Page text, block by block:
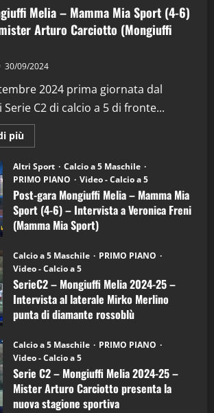
Melia – Mamma Mia Sport (4-6)
Arturo Carciotto (Mongiuffi
30/09/2024
2024 prima giornata dal
C2 di calcio a 5 di fronte...
più
informazioni
Post-
gara
Mongiuffi
Melia
–
Mamma
Mia
Sport
6)
–
Intervista
a
mister
Arturo
Carciotto
(Mongiuffi
Altri Sport
Calcio a 5 Maschile
PRIMO PIANO
Video - Calcio a 5
Post-gara Mongiuffi Melia – Mamma Mia
Sport (4-6) – Intervista a Veronica Freni
(Mamma Mia Sport)
Calcio a 5 Maschile
PRIMO PIANO
Video - Calcio a 5
SerieC2 – Mongiuffi Melia 2024-25 –
Intervista al laterale Mirko Merlino
punta di diamante rossoblù
Calcio a 5 Maschile
PRIMO PIANO
Video - Calcio a 5
Serie C2 – Mongiuffi Melia 2024-25 –
Mister Arturo Carciotto presenta la
nuova stagione sportiva
“SportEmpire” in Podcast: 29^ Puntata
(Martedi 28 Aprile 2026)
28/04/2026
"SportEmpire" in Podcast
“SportEmpire” in Podcast: 28^ Puntata
(Martedi 21 Aprile 2026)
21/04/2026
“SportEmpire” in Podcast: 27^ Puntata
(Martedi 14 Aprile 2026)
15/04/2026
“SportEmpire” in Podcast: 26^ Puntata
(Martedi 07 Aprile 2026)
08/04/2026